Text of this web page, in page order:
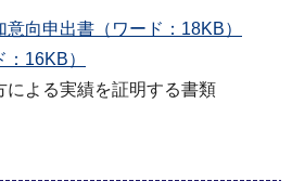
向申出書（ワード：18KB）
16KB）
による実績を証明する書類